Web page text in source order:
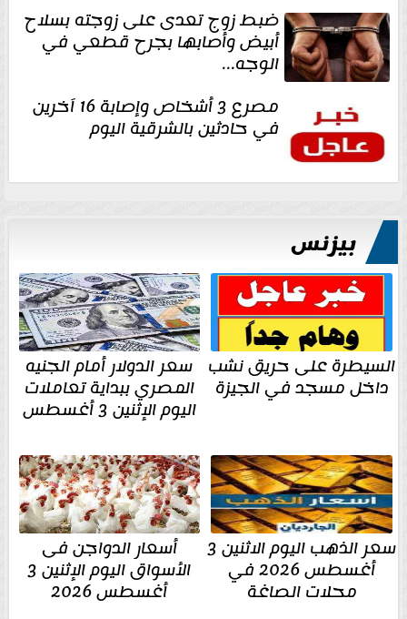
ضبط زوج تعدى على زوجته بسلاح
أبيض وأصابها بجرح قطعي في
الوجه...
مصرع 3 أشخاص وإصابة 16 آخرين
في حادثين بالشرقية اليوم
بيزنس
السيطرة على حريق نشب
داخل مسجد في الجيزة
سعر الدولار أمام الجنيه
المصري ببداية تعاملات
اليوم الإثنين 3 أغسطس
سعر الذهب اليوم الاثنين 3
أغسطس 2026 في
محلات الصاغة
أسعار الدواجن فى
الأسواق اليوم الإثنين 3
أغسطس 2026